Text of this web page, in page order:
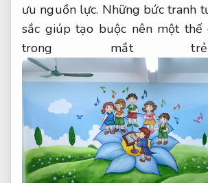
ưu nguồn lực. Những bức tranh
sắc giúp tạo buộc nên một thế
trong mắt